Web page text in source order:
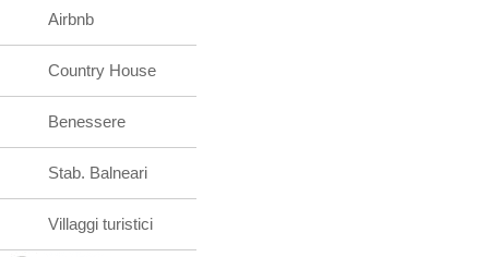
Airbnb
Country House
Benessere
Stab. Balneari
Villaggi turistici